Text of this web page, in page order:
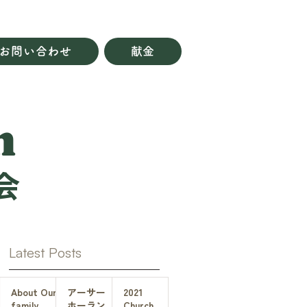
お問い合わせ 献金
Latest Posts
About Our
アーサー
2021